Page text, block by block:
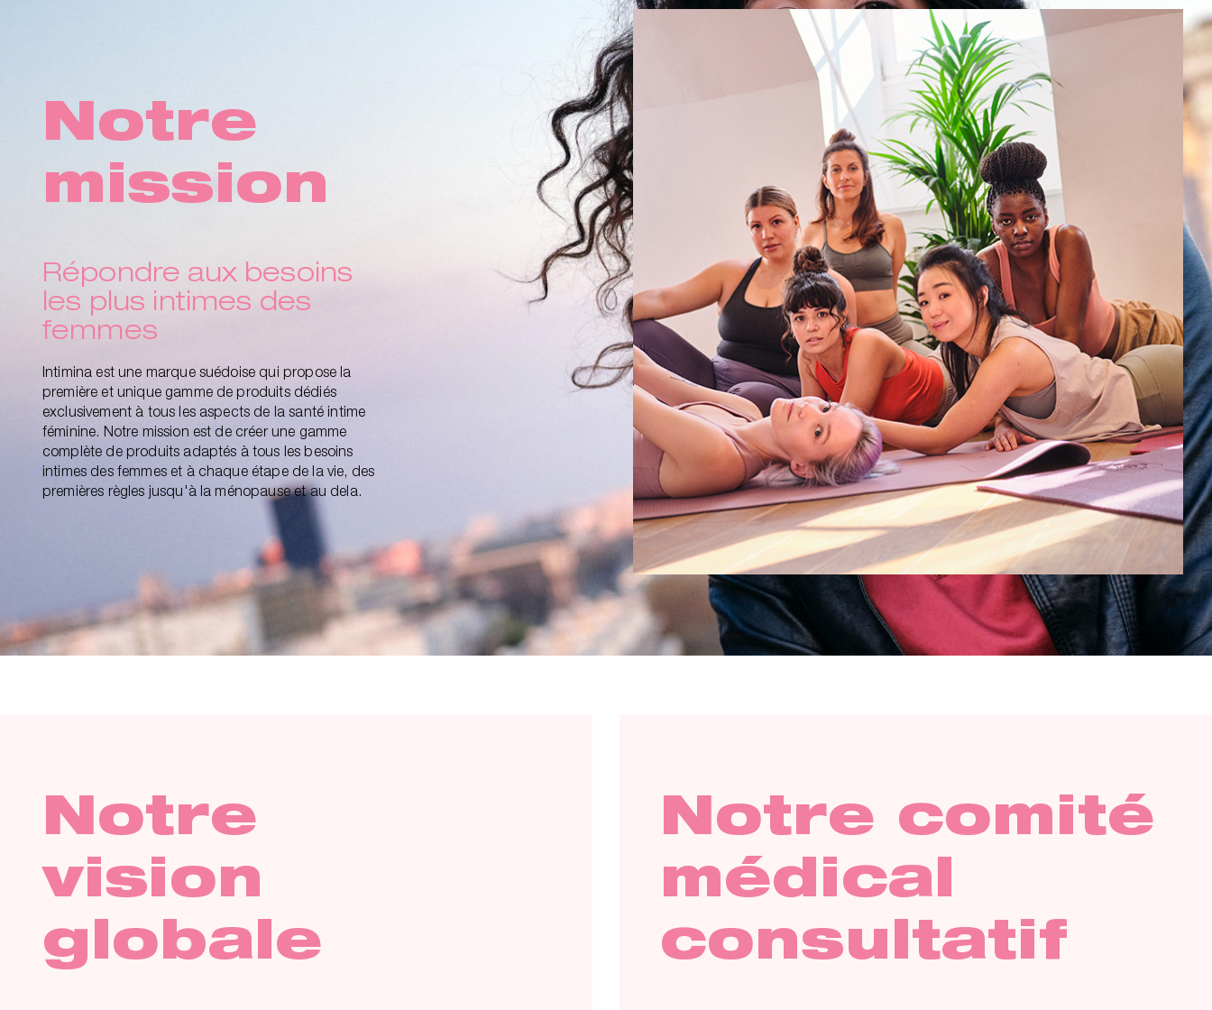
Notre
mission
Répondre aux besoins
les plus intimes des
femmes
Intimina est une marque suédoise qui propose la
première et unique gamme de produits dédiés
exclusivement à tous les aspects de la santé intime
féminine. Notre mission est de créer une gamme
complète de produits adaptés à tous les besoins
intimes des femmes et à chaque étape de la vie, des
premières règles jusqu'à la ménopause et au dela.
Notre
vision
globale
Notre comité
médical
consultatif